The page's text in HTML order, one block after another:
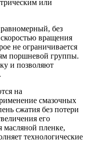
или
без
вращения
не ограничивается
поршневой группы.
и позволяют
на
смазочных
сжатия без потери
его
масляной пленке,
технологические